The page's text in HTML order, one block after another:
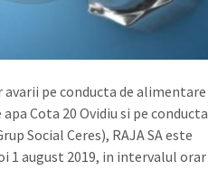
pe conducta de alimentare
Cota 20 Ovidiu si pe conducta
Social Ceres), RAJA SA este
1 august 2019, in intervalul orar